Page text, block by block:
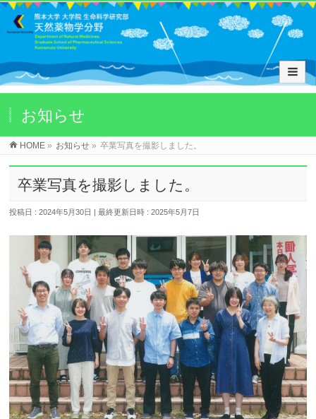
お知らせ
HOME » お知らせ » 卒業写真を撮影しました。
卒業写真を撮影しました。
投稿日 : 2024年5月30日 最終更新日時 : 2025年5月7日